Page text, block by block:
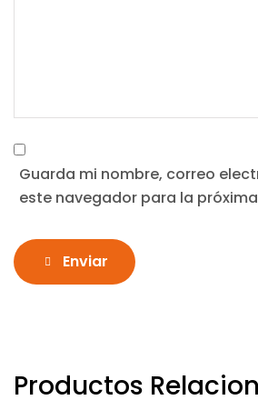
Guarda mi nombre, correo
este navegador para la
Enviar
Productos